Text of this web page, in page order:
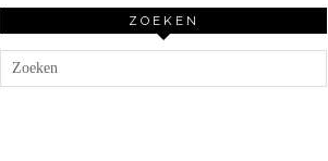
ZOEKEN